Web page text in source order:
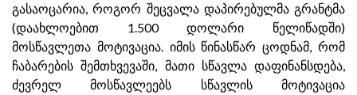
გასაოცარია, როგორ შეცვალა დაპირებულმა გრანტმა
(დაახლოებით 1.500 დოლარი წელიწადში)
მოსწავლეთა მოტივაცია. იმის წინასწარ ცოდნამ, რომ
ჩაბარების შემთხვევაში, მათი სწავლა დაფინანსდება,
ძევრელ მოსწავლეებს სწავლის მოტივაცია